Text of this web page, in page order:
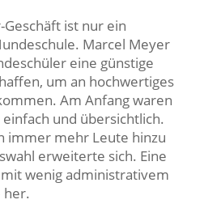
ist nur ein
Marcel Meyer
eine günstige
um an hochwertiges
Am Anfang waren
und übersichtlich.
immer mehr Leute hinzu
erweiterte sich. Eine
wenig administrativem
her.